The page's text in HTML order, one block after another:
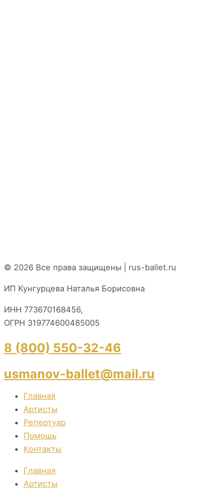
© 2026 Все права защищены | rus-ballet.ru
ИП Кунгурцева Наталья Борисовна
ИНН 773670168456,
ОГРН 319774600485005
8 (800) 550-32-46
usmanov-ballet@mail.ru
Главная
Артисты
Репертуар
Помощь
Контакты
Главная
Артисты